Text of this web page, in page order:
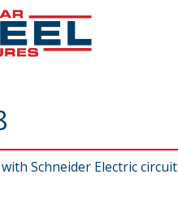
Schneider Electric circuit